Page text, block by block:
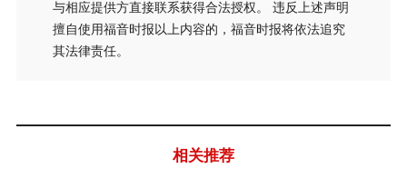
与相应提供方直接联系获得合法授权。 违反上述声明
擅自使用福音时报以上内容的，福音时报将依法追究
其法律责任。
相关推荐